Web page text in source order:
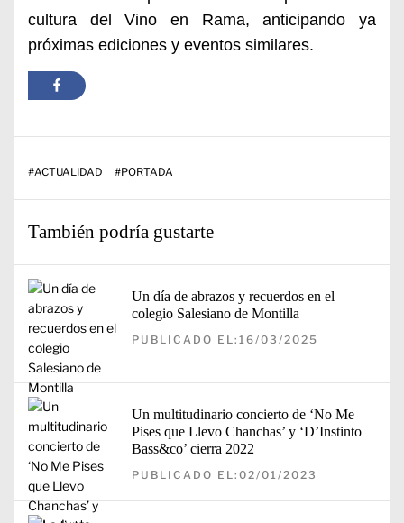
cultura del Vino en Rama, anticipando ya
próximas ediciones y eventos similares.
#ACTUALIDAD #PORTADA
También podría gustarte
Un día de abrazos y recuerdos en el
colegio Salesiano de Montilla
PUBLICADO EL:16/03/2025
Un multitudinario concierto de ‘No Me
Pises que Llevo Chanchas’ y ‘D’Instinto
Bass&co’ cierra 2022
PUBLICADO EL:02/01/2023